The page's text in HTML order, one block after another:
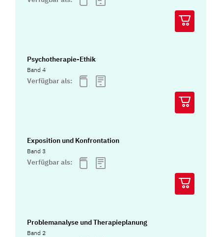
Psychotherapie-Ethik
Band 4
Verfügbar als:
Exposition und Konfrontation
Band 3
Verfügbar als:
Problemanalyse und Therapieplanung
Band 2